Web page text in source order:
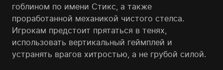
гоблином по имени Стикс, а также
проработанной механикой чистого стелса.
Игрокам предстоит прятаться в тенях,
использовать вертикальный геймплей и
устранять врагов хитростью, а не грубой силой.